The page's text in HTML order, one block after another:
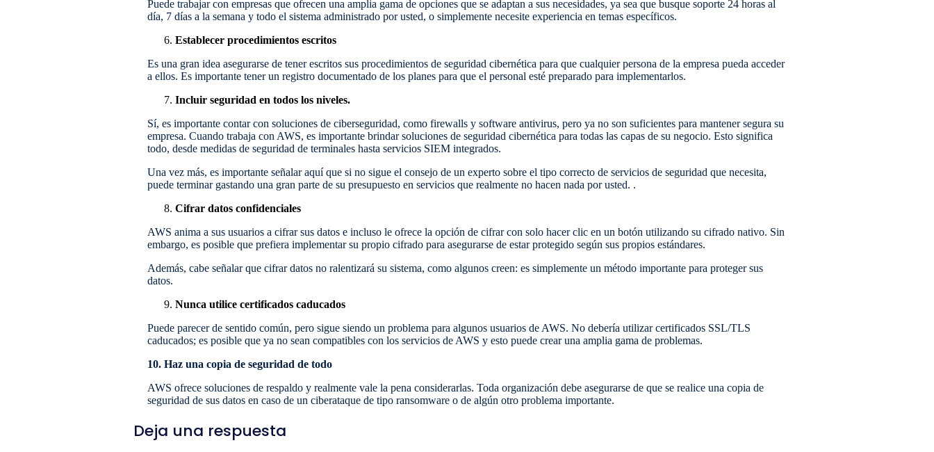
Puede trabajar con empresas que ofrecen una amplia gama de opciones que se adaptan a sus necesidades, ya sea que busque soporte 24 horas al
día, 7 días a la semana y todo el sistema administrado por usted, o simplemente necesite experiencia en temas específicos.
Establecer procedimientos escritos
Es una gran idea asegurarse de tener escritos sus procedimientos de seguridad cibernética para que cualquier persona de la empresa pueda acceder
a ellos. Es importante tener un registro documentado de los planes para que el personal esté preparado para implementarlos.
Incluir seguridad en todos los niveles.
Sí, es importante contar con soluciones de ciberseguridad, como firewalls y software antivirus, pero ya no son suficientes para mantener segura su
empresa. Cuando trabaja con AWS, es importante brindar soluciones de seguridad cibernética para todas las capas de su negocio. Esto significa
todo, desde medidas de seguridad de terminales hasta servicios SIEM integrados.
Una vez más, es importante señalar aquí que si no sigue el consejo de un experto sobre el tipo correcto de servicios de seguridad que necesita,
puede terminar gastando una gran parte de su presupuesto en servicios que realmente no hacen nada por usted. .
Cifrar datos confidenciales
AWS anima a sus usuarios a cifrar sus datos e incluso le ofrece la opción de cifrar con solo hacer clic en un botón utilizando su cifrado nativo. Sin
embargo, es posible que prefiera implementar su propio cifrado para asegurarse de estar protegido según sus propios estándares.
Además, cabe señalar que cifrar datos no ralentizará su sistema, como algunos creen: es simplemente un método importante para proteger sus
datos.
Nunca utilice certificados caducados
Puede parecer de sentido común, pero sigue siendo un problema para algunos usuarios de AWS. No debería utilizar certificados SSL/TLS
caducados; es posible que ya no sean compatibles con los servicios de AWS y esto puede crear una amplia gama de problemas.
10. Haz una copia de seguridad de todo
AWS ofrece soluciones de respaldo y realmente vale la pena considerarlas. Toda organización debe asegurarse de que se realice una copia de
seguridad de sus datos en caso de un ciberataque de tipo ransomware o de algún otro problema importante.
Deja una respuesta